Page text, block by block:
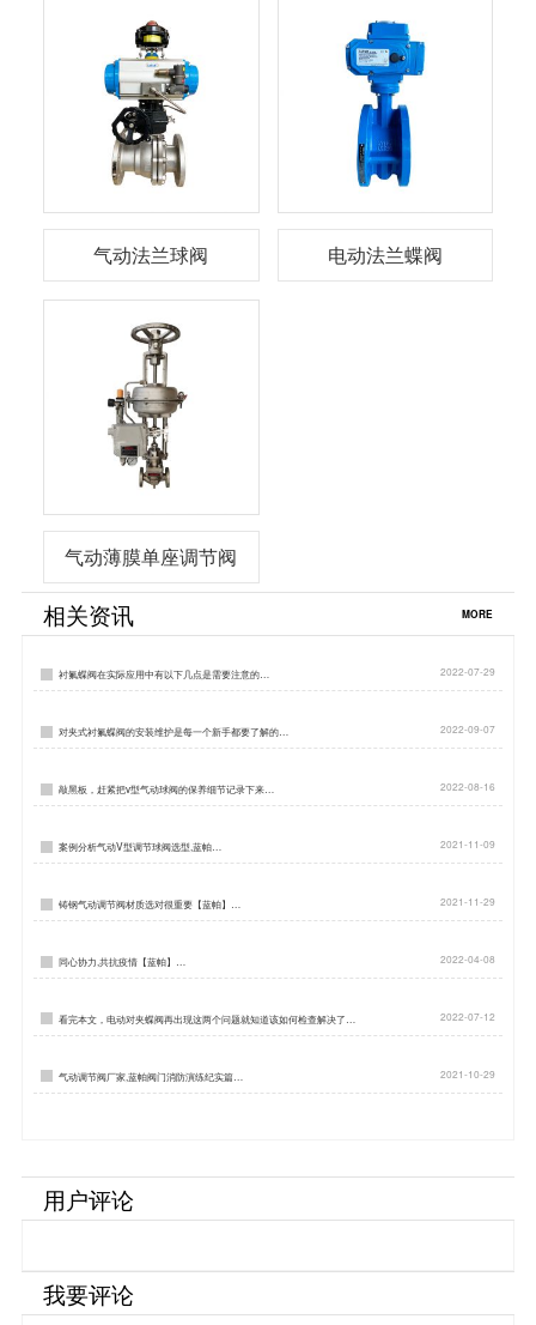
气动法兰球阀 电动法兰蝶阀
气动薄膜单座调节阀
相关资讯 MORE
衬氟蝶阀在实际应用中有以下几点是需要注意的… 2022-07-29
对夹式衬氟蝶阀的安装维护是每一个新手都要了解的… 2022-09-07
敲黑板，赶紧把v型气动球阀的保养细节记录下来… 2022-08-16
案例分析气动V型调节球阀选型,蓝帕… 2021-11-09
铸钢气动调节阀材质选对很重要【蓝帕】… 2021-11-29
同心协力,共抗疫情【蓝帕】… 2022-04-08
看完本文，电动对夹蝶阀再出现这两个问题就知道该如何检查解决了… 2022-07-12
气动调节阀厂家,蓝帕阀门消防演练纪实篇… 2021-10-29
用户评论
我要评论